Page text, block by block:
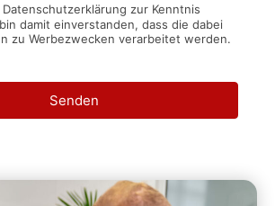
zur Kenntnis
damit einverstanden, dass die dabei
zu Werbezwecken verarbeitet werden.
Senden